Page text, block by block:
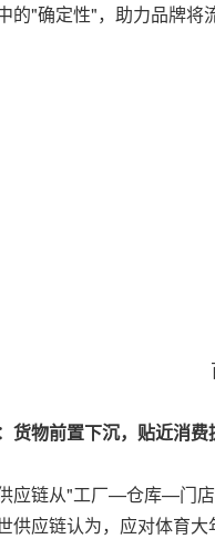
的"确定性"，助力品牌将
货物前置下沉，贴近消费
应链从"工厂—仓库—门店
供应链认为，应对体育